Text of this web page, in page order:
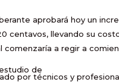
aprobará hoy un
centavos, llevando su
comenzaría a regir a
de
por técnicos y